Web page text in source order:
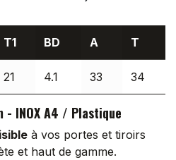
T1 BD A T
21 4.1 33 34
- INOX A4 / Plastique
à vos portes et tiroirs
et haut de gamme.